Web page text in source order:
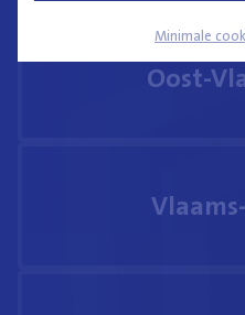
Minimale
Oost-